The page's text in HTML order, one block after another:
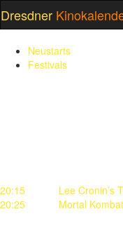
Dresdner
Neustarts
Festivals
20:15
Lee Cronin’s
20:25
Mortal